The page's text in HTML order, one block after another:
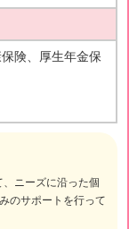
ニーズに沿った個
のサポートを行って
険、厚生年金保